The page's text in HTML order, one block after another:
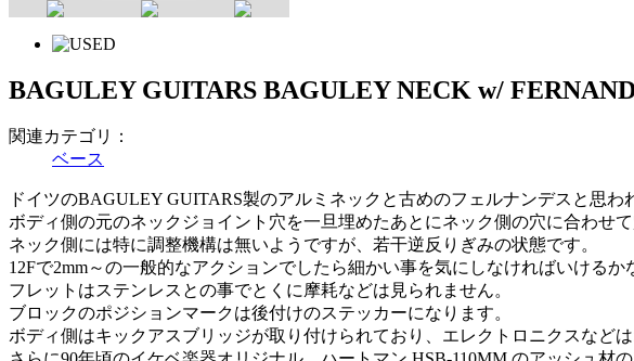
BAGULEY GUITARS BAGULEY NECK w/
関連カテゴリ：
ベース
ドイツのBAGULEY GUITARS製のアルミネックと古めのフェルナンデスと思わ
ボディ側の元のネックジョイント穴を一旦埋めたあとにネック側の穴に合わせ
ネック側には特に調整機構は無いようですが、若干逆反りぎみの状態です。
12Fで2mm～の一般的なアクションでしたら細かい事を気にしなければいけるか
フレットはステンレスとの事でとくに摩耗などは見られません。
ブロックのポジションマークは後付けのステッカーになります。
ボディ側はキックアスブリッジが取り付けられており、エレクトロニクスなど